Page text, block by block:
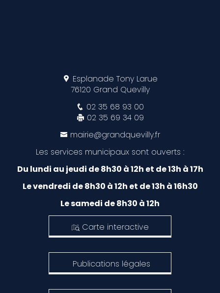
Esplanade Tony Larue
76120 Grand Quevilly
02 35 68 93 00
02 35 69 34 09
mairie@grandquevilly.fr
Les services municipaux sont ouverts :
Du lundi au jeudi de 8h30 à 12h et de 13h à 17h
Le vendredi de 8h30 à 12h et de 13h à 16h30
Le samedi de 8h30 à 12h
Carte interactive
Publications légales